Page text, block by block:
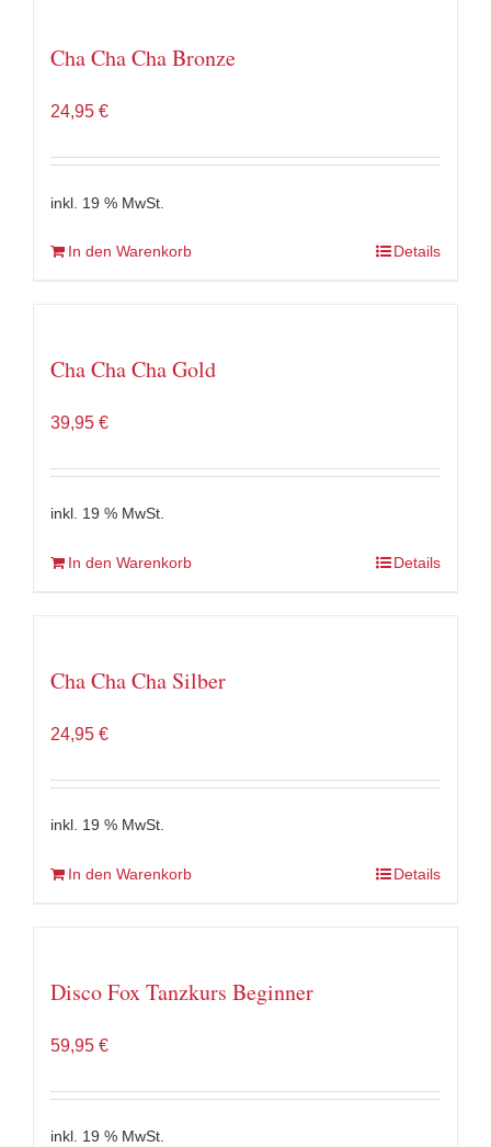
Cha Cha Cha Bronze
24,95 €
inkl. 19 % MwSt.
In den Warenkorb Details
Cha Cha Cha Gold
39,95 €
inkl. 19 % MwSt.
In den Warenkorb Details
Cha Cha Cha Silber
24,95 €
inkl. 19 % MwSt.
In den Warenkorb Details
Disco Fox Tanzkurs Beginner
59,95 €
inkl. 19 % MwSt.